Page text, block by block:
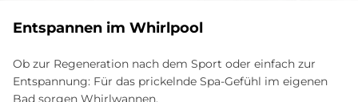
Entspannen im Whirlpool
Ob zur Regeneration nach dem Sport oder einfach zur
Entspannung: Für das prickelnde Spa-Gefühl im eigenen
Bad sorgen Whirlwannen.